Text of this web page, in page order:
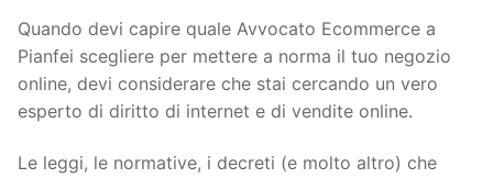
Quando devi capire quale Avvocato Ecommerce a
Pianfei scegliere per mettere a norma il tuo negozio
online, devi considerare che stai cercando un vero
esperto di diritto di internet e di vendite online.
Le leggi, le normative, i decreti (e molto altro) che